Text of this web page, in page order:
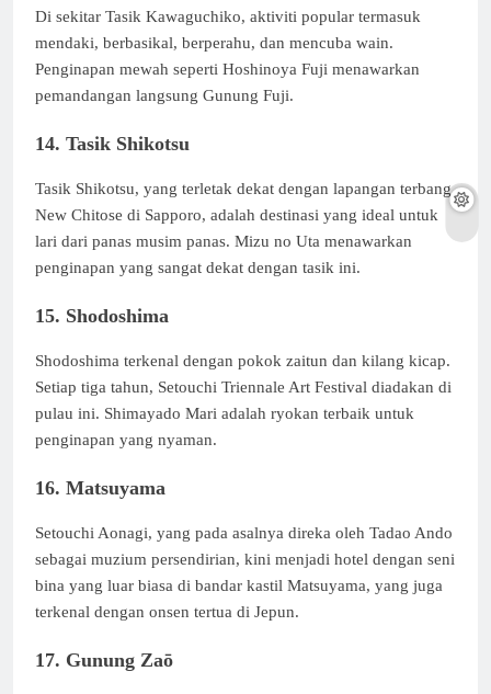
Di sekitar Tasik Kawaguchiko, aktiviti popular termasuk
mendaki, berbasikal, berperahu, dan mencuba wain.
Penginapan mewah seperti Hoshinoya Fuji menawarkan
pemandangan langsung Gunung Fuji.
14. Tasik Shikotsu
Tasik Shikotsu, yang terletak dekat dengan lapangan terbang
New Chitose di Sapporo, adalah destinasi yang ideal untuk
lari dari panas musim panas. Mizu no Uta menawarkan
penginapan yang sangat dekat dengan tasik ini.
15. Shodoshima
Shodoshima terkenal dengan pokok zaitun dan kilang kicap.
Setiap tiga tahun, Setouchi Triennale Art Festival diadakan di
pulau ini. Shimayado Mari adalah ryokan terbaik untuk
penginapan yang nyaman.
16. Matsuyama
Setouchi Aonagi, yang pada asalnya direka oleh Tadao Ando
sebagai muzium persendirian, kini menjadi hotel dengan seni
bina yang luar biasa di bandar kastil Matsuyama, yang juga
terkenal dengan onsen tertua di Jepun.
17. Gunung Zaō